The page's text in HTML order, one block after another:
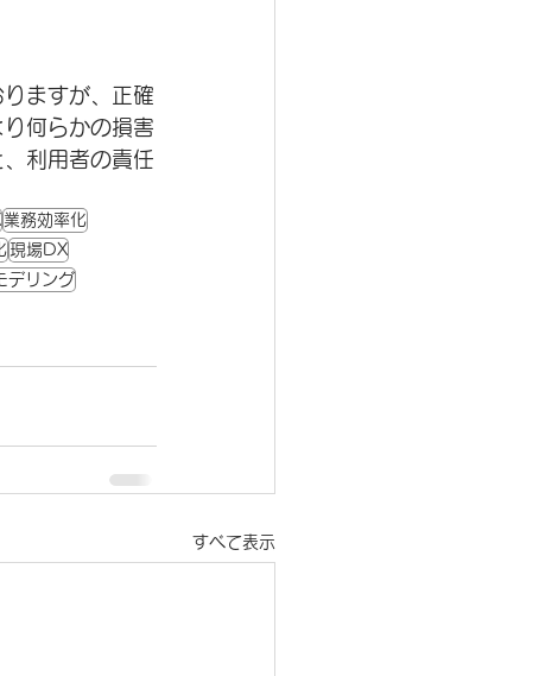
ますが、正確
何らかの損害
利用者の責任
業務効率化
現場DX
デリング
すべて表示